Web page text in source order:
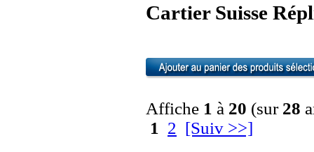
Cartier Suisse
Affiche 1 à 20 (sur 28
1 2 [Suiv >>]